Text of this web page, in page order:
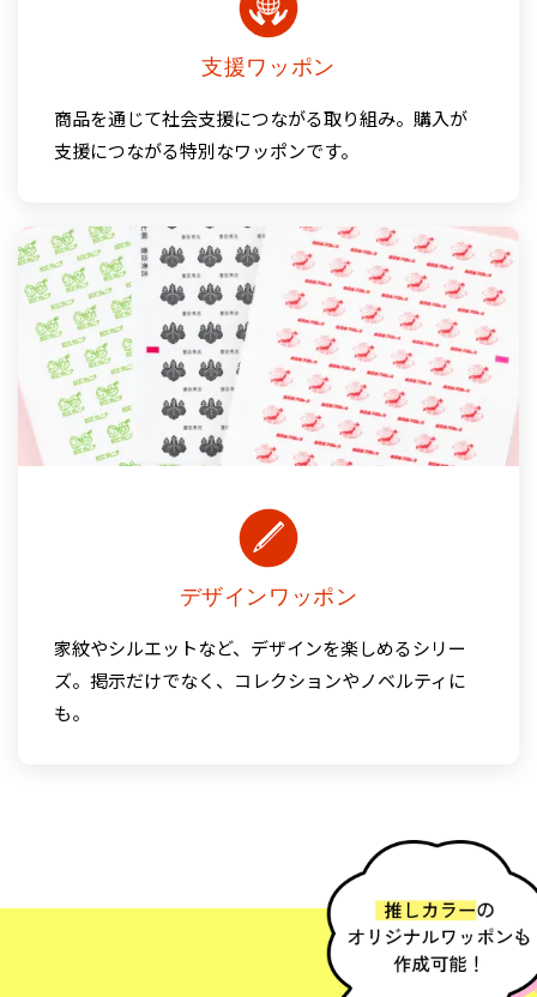
支援ワッポン
商品を通じて社会支援につながる取り組み。 購入が
支援につながる特別なワッポンです。
デザインワッポン
家紋やシルエットなど、デザインを楽しめるシリー
ズ。掲示だけでなく、コレクションやノベルティに
も。